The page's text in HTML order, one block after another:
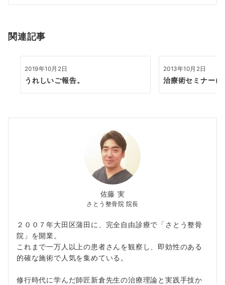
シ
ン
関連記事
2019年10月2日
うれしいご報告。
2013年10月2日
治療術セミナー(
佐藤 実
さとう整骨院 院長
２００７年大田区蒲田に、完全自由診療で「さとう整骨
院」を開業。
これまで一万人以上の患者さんを観察し、即効性のある
的確な施術で人気を集めている。
修行時代に学んだ師匠新倉先生の治療理論と実践手技か